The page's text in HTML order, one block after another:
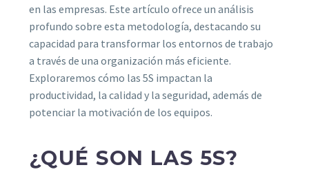
en las empresas. Este artículo ofrece un análisis
profundo sobre esta metodología, destacando su
capacidad para transformar los entornos de trabajo
a través de una organización más eficiente.
Exploraremos cómo las 5S impactan la
productividad, la calidad y la seguridad, además de
potenciar la motivación de los equipos.
¿QUÉ SON LAS 5S?